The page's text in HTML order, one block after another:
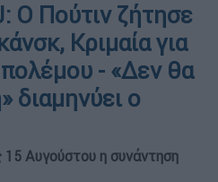
Ο Πούτιν ζήτησε
Κριμαία για
- «Δεν θα
ο
15 Αυγούστου η συνάντηση